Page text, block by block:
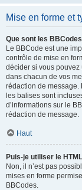
Mise en forme et
Que sont les
Le BBCode est une
contrôle de mise en
décider si vous
dans chacun de vos
rédaction de message.
les balises sont
d’informations sur le
rédaction de message.
Haut
Puis-je utiliser le
Non, il n’est pas
mises en forme
BBCodes.